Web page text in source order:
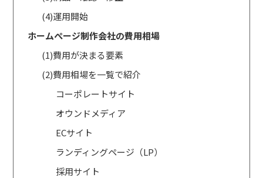
(4)運用開始
ホームぺージ制作会社の費用相場
(1)費用が決まる要素
(2)費用相場を一覧で紹介
コーポレートサイト
オウンドメディア
ECサイト
ランディングページ（LP）
採用サイト